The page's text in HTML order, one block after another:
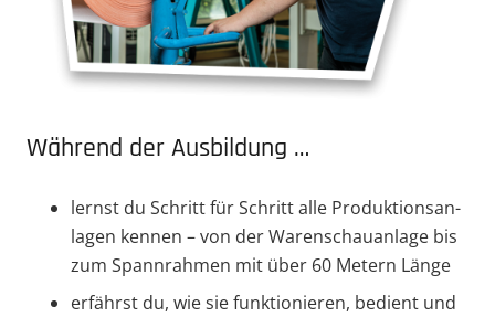
Während der Ausbildung …
lernst du Schritt für Schritt alle Produk­ti­ons­an­
lagen kennen – von der Waren­schau­anlage bis
zum Spann­rahmen mit über 60 Metern Länge
erfährst du, wie sie funktio­nieren, bedient und